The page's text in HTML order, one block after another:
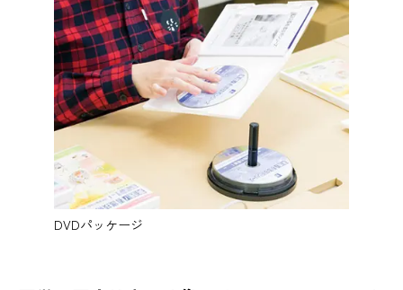
DVDパッケージ